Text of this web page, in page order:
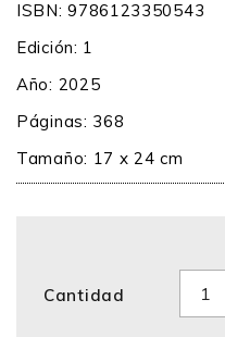
ISBN: 9786123350543
Edición: 1
Año: 2025
Páginas: 368
Tamaño: 17 x 24 cm
Cantidad